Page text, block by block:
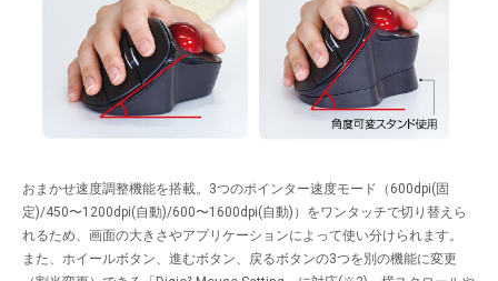
おまかせ速度調整機能を搭載。3つのポインター速度モード（600dpi(固
定)/450〜1200dpi(自動)/600〜1600dpi(自動)）をワンタッチで切り替えら
れるため、画面の大きさやアプリケーションによって使い分けられます。
また、ホイールボタン、進むボタン、戻るボタンの3つを別の機能に変更